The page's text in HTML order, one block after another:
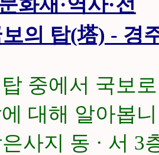
의 탑(塔) - 경
중에서 국보
대해 알아봅
사지 동 · 서 3